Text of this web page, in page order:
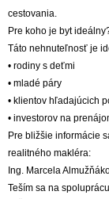
cestovania.
Pre koho je byt
Táto nehnuteľnosť je
• rodiny s deťmi
• mladé páry
• klientov hľadajúcich
• investorov na
Pre bližšie informácie
realitného makléra:
Ing. Marcela
Teším sa na